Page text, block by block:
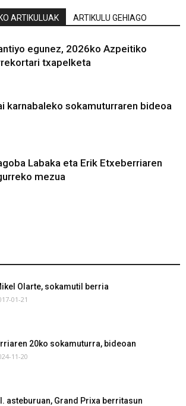
ARTIKULUAK ARTIKULU GEHIAGO
egunez, 2026ko Azpeitiko
txapelketa
karnabaleko sokamuturraren bideoa
Labaka eta Erik Etxeberriaren
mezua
Olarte, sokamutil berria
01-21
20ko sokamuturra, bideoan
11-20
asteburuan, Grand Prixa berritasun